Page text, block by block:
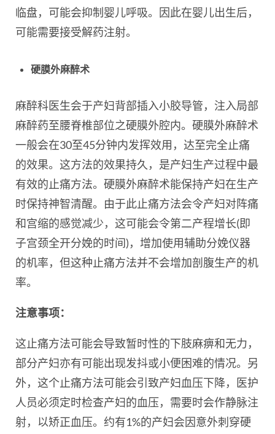
临盘，可能会抑制婴儿呼吸。因此在婴儿出生后，
可能需要接受解药注射。
硬膜外麻醉术
麻醉科医生会于产妇背部插入小胶导管，注入局部
麻醉药至腰脊椎部位之硬膜外腔内。硬膜外麻醉术
一般会在30至45分钟内发挥效用，达至完全止痛
的效果。这方法的效果持久，是产妇生产过程中最
有效的止痛方法。硬膜外麻醉术能保持产妇在生产
时保持神智清醒。由于此止痛方法会令产妇对阵痛
和宫缩的感觉减少，这可能会令第二产程增长(即
子宫颈全开分娩的时间)，增加使用辅助分娩仪器
的机率，但这种止痛方法并不会增加剖腹生产的机
率。
注意事项：
这止痛方法可能会导致暂时性的下肢麻痹和无力，
部分产妇亦有可能出现发抖或小便困难的情况。另
外，这个止痛方法可能会引致产妇血压下降，医护
人员必须定时检查产妇的血压，需要时会作静脉注
射，以矫正血压。约有1%的产妇会因意外刺穿硬